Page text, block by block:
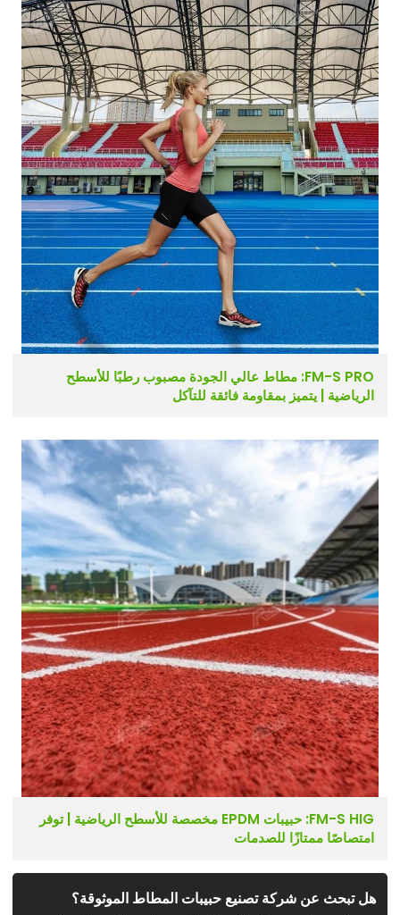
FM-S PRO: مطاط عالي الجودة مصبوب رطبًا للأسطح
الرياضية | يتميز بمقاومة فائقة للتآكل
FM-S HIG: حبيبات EPDM مخصصة للأسطح الرياضية | توفر
امتصاصًا ممتازًا للصدمات
هل تبحث عن شركة تصنيع حبيبات المطاط الموثوقة؟